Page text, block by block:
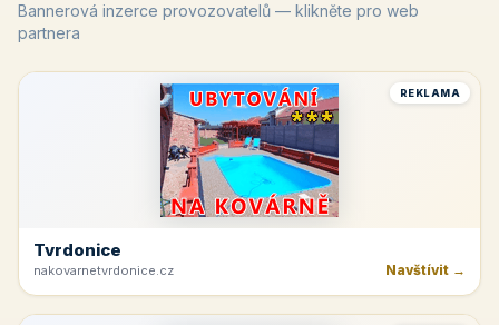
Bannerová inzerce provozovatelů — klikněte pro web
partnera
REKLAMA
Tvrdonice
nakovarnetvrdonice.cz Navštívit →